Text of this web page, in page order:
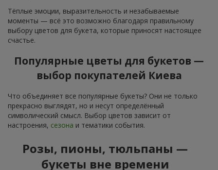
Тёплые эмоции, выразительность и незабываемые
моменты — всё это возможно благодаря правильному
выбору цветов для букета, которые приносят настоящее
счастье.
Популярные цветы для букетов —
выбор покупателей Киева
Что объединяет все популярные букеты? Они не только
прекрасно выглядят, но и несут определённый
символический смысл. Выбор цветов зависит от
настроения, сезона и тематики события.
Розы, пионы, тюльпаны —
букеты вне времени